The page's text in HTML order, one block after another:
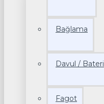
Bağlama
Davul / Bateri
Fagot